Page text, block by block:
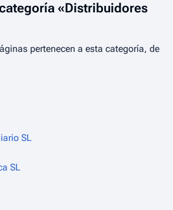
«Distribuidores
pertenecen a esta categoría, de
SL
SL